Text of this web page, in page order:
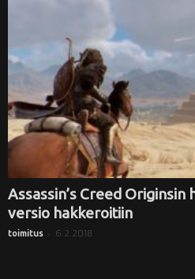
Assassin’s Creed Originsin
versio hakkeroitiin
toimitus - 6.2.2018